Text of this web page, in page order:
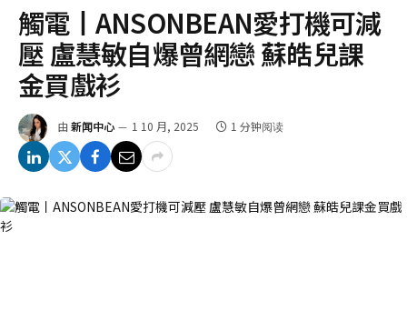
觸電丨ANSONBEAN愛打機可減
壓 盧慧敏自爆曾網戀 蘇皓兒課
金買戲衫
由 新闻中心 1 10 月, 2025 1 分钟阅读